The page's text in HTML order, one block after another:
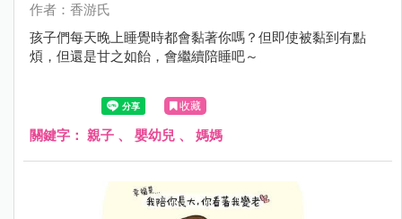
作者：香游氏
孩子們每天晚上睡覺時都會黏著你嗎？但即使被黏到有點
煩，但還是甘之如飴，會繼續陪睡吧～
收藏
關鍵字： 親子 、 嬰幼兒 、 媽媽